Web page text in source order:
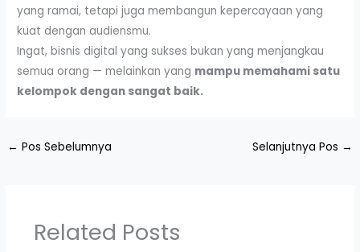
yang ramai, tetapi juga membangun kepercayaan yang
kuat dengan audiensmu.
Ingat, bisnis digital yang sukses bukan yang menjangkau
semua orang — melainkan yang mampu memahami satu
kelompok dengan sangat baik.
← Pos Sebelumnya Selanjutnya Pos →
Related Posts